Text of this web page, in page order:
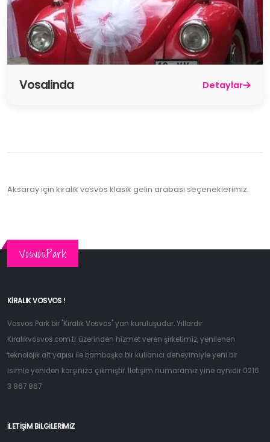
Vosalinda Detaylar
Aksaray için kiralık vosvos klasik gelin arabası seçeneklerimiz.
Vosvos.Park
KIRALIK VOSVOS !
Vosvos Park bir "Kiralık Vosvos" yan kuruluşudur. Yıllardır
Kiralıkvosvos.com.tr üzerinden hizmet veren şirketimiz, yenilenen
teknolojik alt yapısı ile bambaşka bir kullanıcı deneyimiyle yeni bir
isimle yeniden karşınıza çıkmıştır. İletişim numaramız yine aynıdır 0216
3 867 867
İLETIŞIM BILGILERIMIZ